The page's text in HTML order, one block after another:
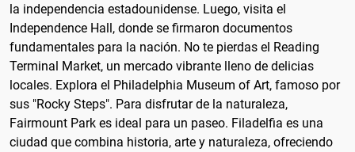
la independencia estadounidense. Luego, visita el
Independence Hall, donde se firmaron documentos
fundamentales para la nación. No te pierdas el Reading
Terminal Market, un mercado vibrante lleno de delicias
locales. Explora el Philadelphia Museum of Art, famoso por
sus "Rocky Steps". Para disfrutar de la naturaleza,
Fairmount Park es ideal para un paseo. Filadelfia es una
ciudad que combina historia, arte y naturaleza, ofreciendo